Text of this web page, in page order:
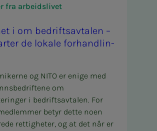
fra arbeidslivet
i om be­­­drifts­av­ta­­­len –
de lo­ka­­­le for­hand­­­lin­­­
og NITO er enige med
om
i bedriftsavtalen. For
betyr dette noen
rettigheter, og at det når er